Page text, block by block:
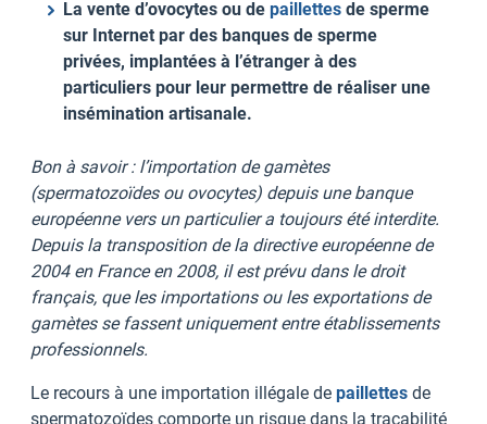
La vente d’ovocytes ou de paillettes de sperme
sur Internet par des banques de sperme
privées, implantées à l’étranger à des
particuliers pour leur permettre de réaliser une
insémination artisanale.
Bon à savoir : l’importation de gamètes
(spermatozoïdes ou ovocytes) depuis une banque
européenne vers un particulier a toujours été interdite.
Depuis la transposition de la directive européenne de
2004 en France en 2008, il est prévu dans le droit
français, que les importations ou les exportations de
gamètes se fassent uniquement entre établissements
professionnels.
Le recours à une importation illégale de paillettes de
spermatozoïdes comporte un risque dans la traçabilité